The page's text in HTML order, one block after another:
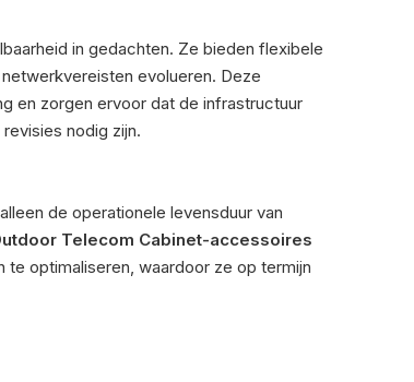
in gedachten. Ze bieden flexibele
evolueren. Deze
en zorgen ervoor dat de infrastructuur
nodig zijn.
de operationele levensduur van
Telecom Cabinet-accessoires
optimaliseren, waardoor ze op termijn